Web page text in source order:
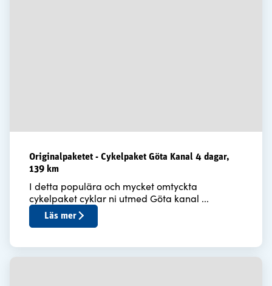
Originalpaketet - Cykelpaket Göta Kanal 4 dagar,
139 km
I detta populära och mycket omtyckta
cykelpaket cyklar ni utmed Göta kanal ...
Läs mer